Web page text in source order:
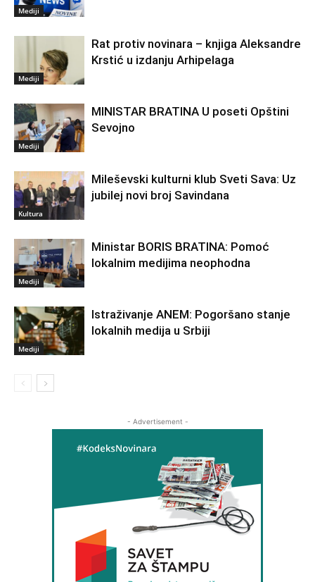
Mediji
Mediji
Rat protiv novinara – knjiga Aleksandre
Krstić u izdanju Arhipelaga
Mediji
MINISTAR BRATINA U poseti Opštini
Sevojno
Kultura
Mileševski kulturni klub Sveti Sava: Uz
jubilej novi broj Savindana
Mediji
Ministar BORIS BRATINA: Pomoć
lokalnim medijima neophodna
Mediji
Istraživanje ANEM: Pogoršano stanje
lokalnih medija u Srbiji
- Advertisement -